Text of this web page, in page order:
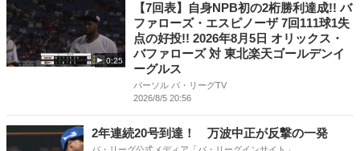
0:25
【7回表】自身NPB初の2桁勝利達成!! バ
ファローズ・エスピノーザ 7回111球1失
点の好投!! 2026年8月5日 オリックス・
バファローズ 対 東北楽天ゴールデンイ
ーグルス
パーソル パ・リーグTV
2026/8/5 20:56
2年連続20号到達！ 万波中正が反撃の一発